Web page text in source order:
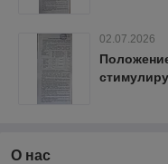
02.07.2026
О нас